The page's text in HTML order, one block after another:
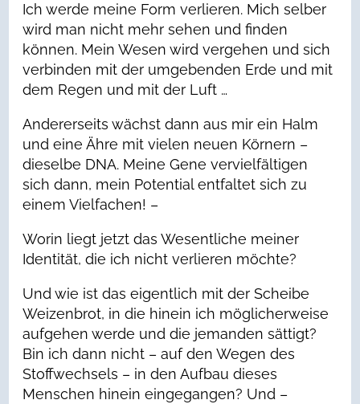
Ich werde meine Form verlieren. Mich selber
wird man nicht mehr sehen und finden
können. Mein Wesen wird vergehen und sich
verbinden mit der umgebenden Erde und mit
dem Regen und mit der Luft …
Andererseits wächst dann aus mir ein Halm
und eine Ähre mit vielen neuen Körnern –
dieselbe DNA. Meine Gene vervielfältigen
sich dann, mein Potential entfaltet sich zu
einem Vielfachen! –
Worin liegt jetzt das Wesentliche meiner
Identität, die ich nicht verlieren möchte?
Und wie ist das eigentlich mit der Scheibe
Weizenbrot, in die hinein ich möglicherweise
aufgehen werde und die jemanden sättigt?
Bin ich dann nicht – auf den Wegen des
Stoffwechsels – in den Aufbau dieses
Menschen hinein eingegangen? Und –